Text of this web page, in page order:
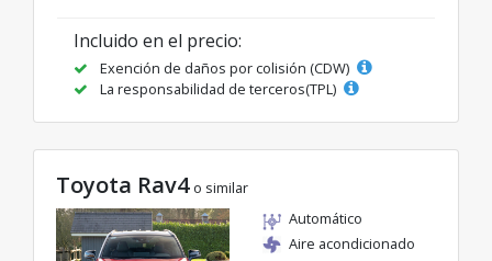
Incluido en el precio:
Exención de daños por colisión (CDW)
La responsabilidad de terceros(TPL)
Toyota Rav4 o similar
Automático
Aire acondicionado